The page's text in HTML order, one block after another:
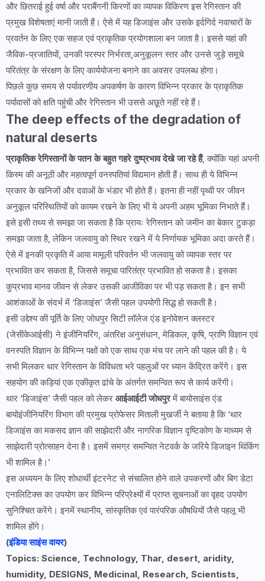
और छितराई हुई वर्षा और पराबैंगनी किरणों का व्यापक विकिरण इस रेगिस्तान की
प्रमुख विशेषताएं मानी जाती हैं। ऐसे में यह डिजाइंस और उसके इर्दगिर्द नवाचारों के
प्रवर्तन के लिए एक सहज एवं प्राकृतिक प्रयोगशाला बन जाता है। इससे यहां की
जैविक-प्रजातियों, उनकी परस्पर निर्भरता,अनुकूलन स्तर और उनसे जुड़े समूचे
परितंत्र के संरक्षण के लिए कार्ययोजना बनाने का अवसर उपलब्ध होगा।
पिछले कुछ समय से पर्यावरणीय अपकर्षण के कारण विभिन्न प्रकार के प्राकृतिक
पर्यावासों को क्षति पहुंची और रेगिस्तान भी उससे अछूते नहीं रहे हैं।
The deep effects of the degradation of
natural deserts
प्राकृतिक रेगिस्तानों के पतन के बहुत गहरे दुष्प्रभाव देखे जा रहे हैं, क्योंकि यहां अपनी
किस्म की अनूठी और महत्वपूर्ण वनस्पतियां विद्यमान होती हैं। साथ ही ये विभिन्न
प्रकार के खनिजों और दवाओं के भंडार भी होते हैं। इतना ही नहीं पृथ्वी पर जीवन
अनुकूल परिस्थितियों को कायम रखने के लिए भी ये अपनी अहम भूमिका निभाते हैं।
इसे इसी तथ्य से समझा जा सकता है कि प्रायः रेगिस्तान को जमीन का बेकार टुकड़ा
समझा जाता है, लेकिन जलवायु को स्थिर रखने में ये निर्णायक भूमिका अदा करते हैं।
ऐसे में इनकी प्रकृति में आया मामूली परिवर्तन भी जलवायु को व्यापक स्तर पर
प्रभावित कर सकता है, जिससे समूचा पारितंत्र प्रभावित हो सकता है। इसका
कुप्रभाव मानव जीवन से लेकर उसकी आजीविका पर भी पड़ सकता है। इन सभी
आशंकाओं के संदर्भ में ‘डिजाइंस’ जैसी पहल उपयोगी सिद्ध हो सकती है।
इसी उद्देश्य की पूर्ति के लिए जोधपुर सिटी लॉलेज एंड इनोवेशन क्लस्टर
(जेसीकेआईसी) ने इंजीनियरिंग, अंतरिक्ष अनुसंधान, मेडिकल, कृषि, प्राणि विज्ञान एवं
वनस्पति विज्ञान के विभिन्न पक्षों को एक साथ एक मंच पर लाने की पहल की है। ये
सभी मिलकर थार रेगिस्तान के विविधता भरे पहलुओं पर ध्यान केंद्रित करेंगे। इस
सहयोग की कड़ियां एक एकीकृत ढांचे के अंतर्गत समन्वित रूप से कार्य करेंगी।
थार ‘डिजाइंस’ जैसी पहल को लेकर आईआईटी जोधपुरमें बायोसाइंस एंड
बायोइंजीनियरिंग विभाग की प्रमुख प्रोफेसर मिताली मुखर्जी ने बताया है कि ‘थार
डिजाइंस का मकसद ज्ञान की साझेदारी और नागरिक विज्ञान दृष्टिकोण के माध्यम से
साझेदारी प्रोत्साहन देना है। इसमें समग्र समन्वित नेटवर्क के जरिये डिजाइन थिंकिंग
भी शामिल है।’
इस अध्ययन के लिए शोधार्थी इंटरनेट से संचालित होने वाले उपकरणों और बिग डेटा
एनालिटिक्स का उपयोग कर विभिन्न परिप्रेक्ष्यों में प्राप्त सूचनाओं का वृहद उपयोग
सुनिश्चित करेंगे। इनमें स्थानीय, सांस्कृतिक एवं पारंपरिक औषधियों जैसे पहलू भी
शामिल होंगे।
(इंडिया साइंस वायर)
Topics: Science, Technology, Thar, desert, aridity,
humidity, DESIGNS, Medicinal, Research, Scientists,